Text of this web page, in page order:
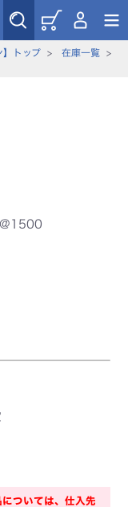
】トップ> 在庫一覧>
ついては、仕入先